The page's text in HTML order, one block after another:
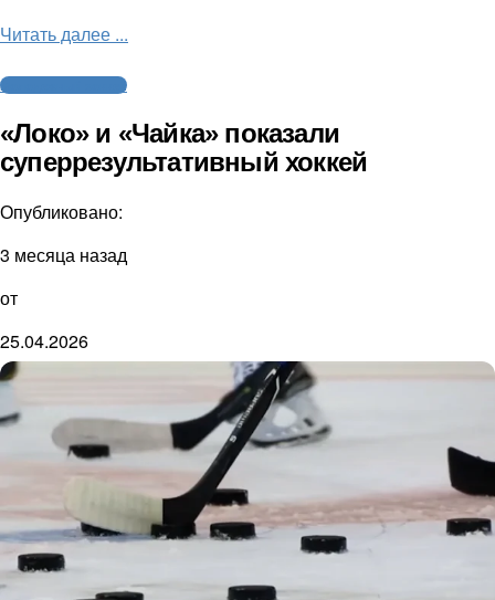
Читать далее ...
Молодежный хоккей
«Локо» и «Чайка» показали
суперрезультативный хоккей
Опубликовано:
3 месяца назад
от
25.04.2026